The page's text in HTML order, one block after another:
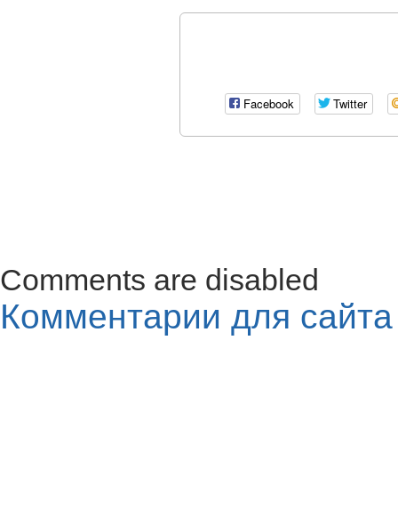
Facebook Twitter
Comments are disabled
Комментарии для